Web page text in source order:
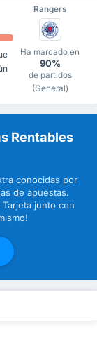
Rangers
Ha marcado en
90%
de partidos
(General)
Rentables
conocidas por
de apuestas.
junto con